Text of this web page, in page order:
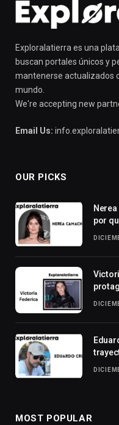
Exploralatierra es una
buscan portales únicos y
mantenerse actualizados
mundo.
We're accepting new
Email Us:
OUR PICKS
por
MOST POPULAR